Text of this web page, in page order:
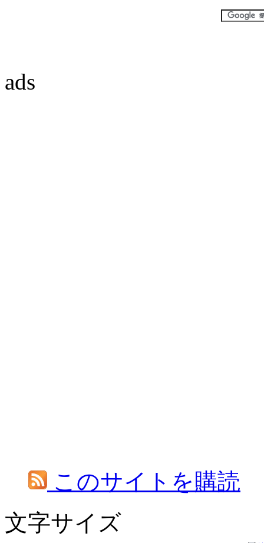
ads
このサイトを購読
文字サイズ